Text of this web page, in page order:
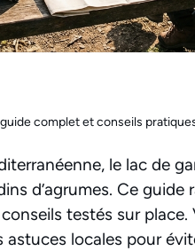
complet et conseils
le lac de
d’agrumes. Ce guide
testés sur
astuces locales pour